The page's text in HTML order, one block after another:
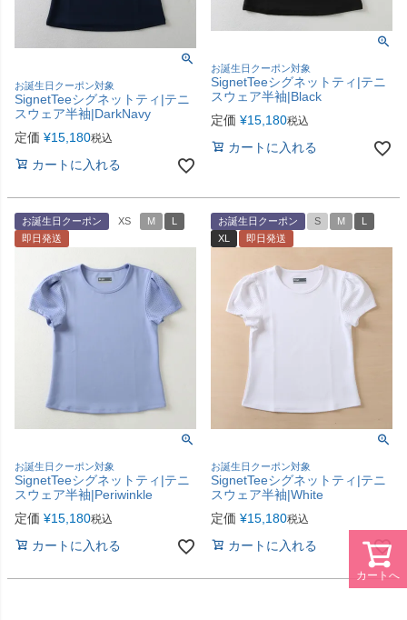
お誕生日クーポン対象
SignetTeeシグネットティ|テニ
スウェア半袖|DarkNavy
定価 ¥15,180税込
カートに入れる
お誕生日クーポン対象
SignetTeeシグネットティ|テニ
スウェア半袖|Black
定価 ¥15,180税込
カートに入れる
お誕生日クーポン XS M
即日発送
お誕生日クーポン対象
SignetTeeシグネットティ|テニ
スウェア半袖|Periwinkle
定価 ¥15,180税込
カートに入れる
お誕生日クーポン S M
XL
即日発送
お誕生日クーポン対象
SignetTeeシグネットティ|テニ
スウェア半袖|White
定価 ¥15,180税込
カートに入れる
カートへ